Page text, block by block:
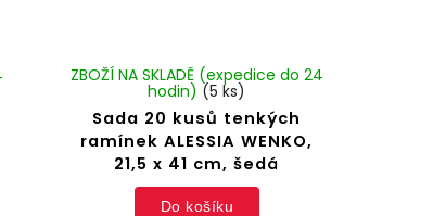
Sada 20 kusů tenkých
ramínek ALESSIA WENKO,
21,5 x 41 cm, šedá
ZBOŽÍ NA SKLADĚ (expedice do 24
hodin) (5 ks)
Do košíku